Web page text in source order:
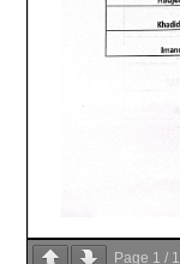
Page 1 / 1